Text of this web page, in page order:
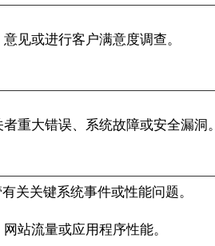
见或进行客户满意度调查。
重大错误、系统故障或安全漏洞。
关关键系统事件或性能问题。
站流量或应用程序性能。